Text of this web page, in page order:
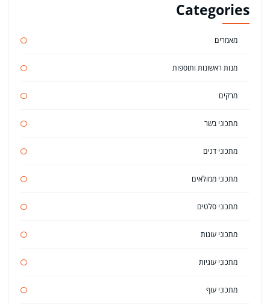
Categories
מאמרים
מנות ראשונות ותוספות
מרקים
מתכוני בשר
מתכוני דגים
מתכוני ממולאים
מתכוני סלטים
מתכוני עוגות
מתכוני עוגיות
מתכוני עוף